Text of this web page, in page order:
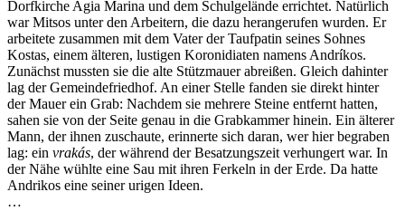
Dorfkirche Agia Marina und dem Schulgelände errichtet. Natürlich
war Mitsos unter den Arbeitern, die dazu herangerufen wurden. Er
arbeitete zusammen mit dem Vater der Taufpatin seines Sohnes
Kostas, einem älteren, lustigen Koronidiaten namens Andríkos.
Zunächst mussten sie die alte Stützmauer abreißen. Gleich dahinter
lag der Gemeindefriedhof. An einer Stelle fanden sie direkt hinter
der Mauer ein Grab: Nachdem sie mehrere Steine entfernt hatten,
sahen sie von der Seite genau in die Grabkammer hinein. Ein älterer
Mann, der ihnen zuschaute, erinnerte sich daran, wer hier begraben
lag: ein vrakás, der während der Besatzungszeit verhungert war. In
der Nähe wühlte eine Sau mit ihren Ferkeln in der Erde. Da hatte
Andrikos eine seiner urigen Ideen.
…